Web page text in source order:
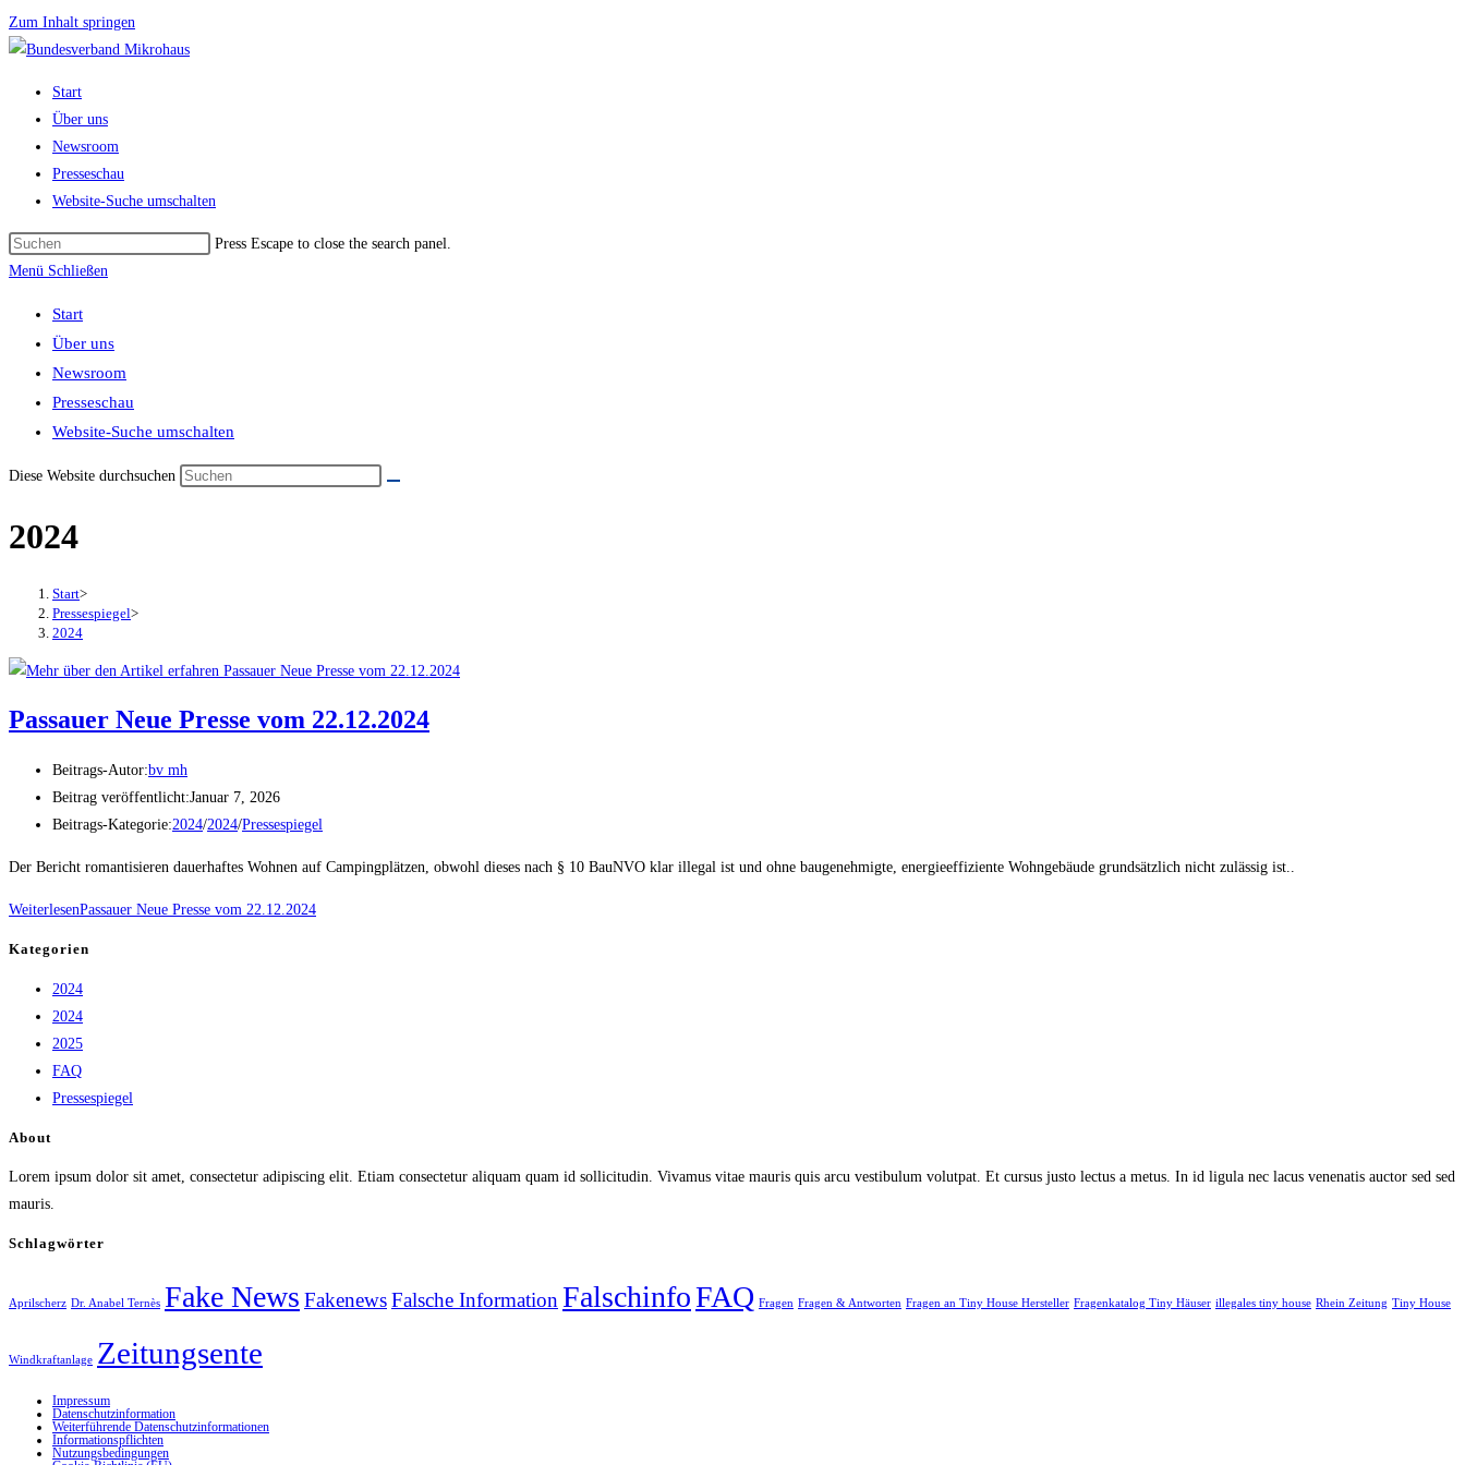
Zum Inhalt springen
Start
Über uns
Newsroom
Presseschau
Website-Suche umschalten
Press Escape to close the search panel.
Menü Schließen
Start
Über uns
Newsroom
Presseschau
Website-Suche umschalten
Diese Website durchsuchen
2024
Start>
Pressespiegel>
2024
Passauer Neue Presse vom 22.12.2024
Beitrags-Autor:bv mh
Beitrag veröffentlicht:Januar 7, 2026
Beitrags-Kategorie:2024/2024/Pressespiegel
Der Bericht romantisieren dauerhaftes Wohnen auf Campingplätzen, obwohl dieses nach § 10 BauNVO klar illegal ist und ohne baugenehmigte, energieeffiziente Wohngebäude grundsätzlich nicht zulässig ist..
WeiterlesenPassauer Neue Presse vom 22.12.2024
Kategorien
2024
2024
2025
FAQ
Pressespiegel
About
Lorem ipsum dolor sit amet, consectetur adipiscing elit. Etiam consectetur aliquam quam id sollicitudin. Vivamus vitae mauris quis arcu vestibulum volutpat. Et cursus justo lectus a metus. In id ligula nec lacus venenatis auctor sed sed
mauris.
Schlagwörter
Aprilscherz Dr. Anabel Ternès Fake News FakenewsFalsche Information FalschinfoFAQ Fragen Fragen & Antworten Fragen an Tiny House Hersteller Fragenkatalog Tiny Häuser illegales tiny house Rhein Zeitung Tiny House
Windkraftanlage Zeitungsente
Impressum
Datenschutzinformation
Weiterführende Datenschutzinformationen
Informationspflichten
Nutzungsbedingungen